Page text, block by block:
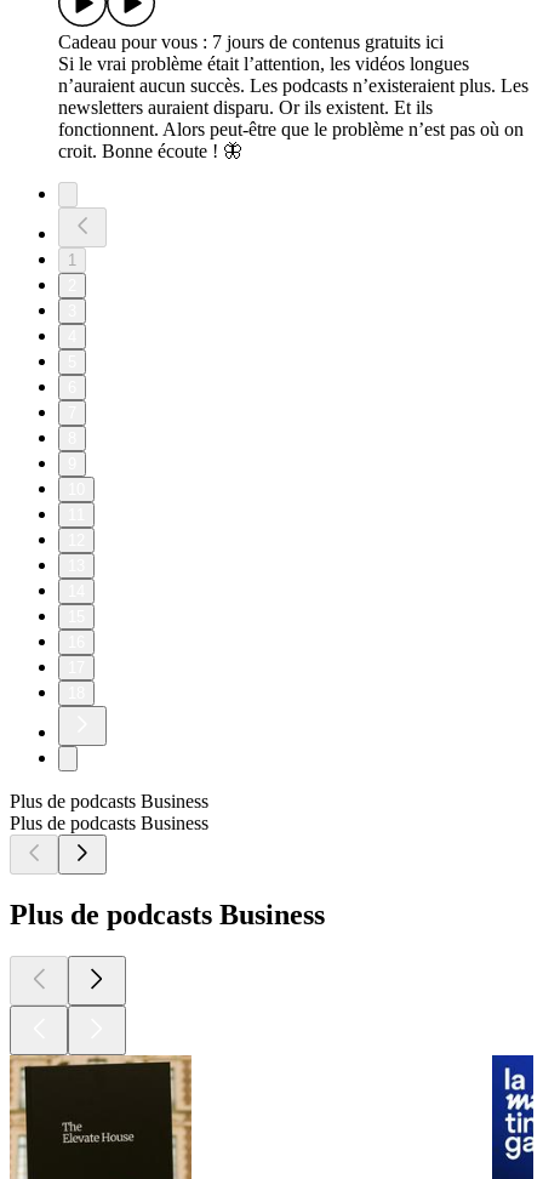
Cadeau pour vous : ⁠7 jours de contenus gratuits ici
Si le vrai problème était l’attention, les vidéos longues
n’auraient aucun succès. Les podcasts n’existeraient plus. Les
newsletters auraient disparu. Or ils existent. Et ils
fonctionnent. Alors peut-être que le problème n’est pas où on
croit. Bonne écoute ! 🦋
1
Plus de podcasts Business
Plus de podcasts Business
Plus de podcasts Business